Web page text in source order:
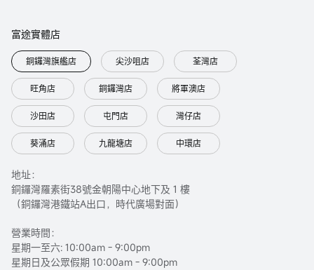
富途實體店
銅鑼灣旗艦店 尖沙咀店 荃灣店
旺角店 銅鑼灣店 將軍澳店
沙田店 屯門店 灣仔店
葵涌店 九龍塘店 中環店
地址：
銅鑼灣羅素街38號金朝陽中心地下及 1 樓
（銅鑼灣港鐵站A出口，時代廣場對面）
營業時間：
星期一至六: 10:00am - 9:00pm
星期日及公眾假期 10:00am - 9:00pm